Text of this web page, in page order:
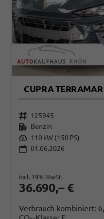
CUPRA TERRAMAR
125945
Benzin
110 kW (150 PS)
01.06.2026
36.690,– €
incl. 19% MwSt.
Verbrauch kombiniert: